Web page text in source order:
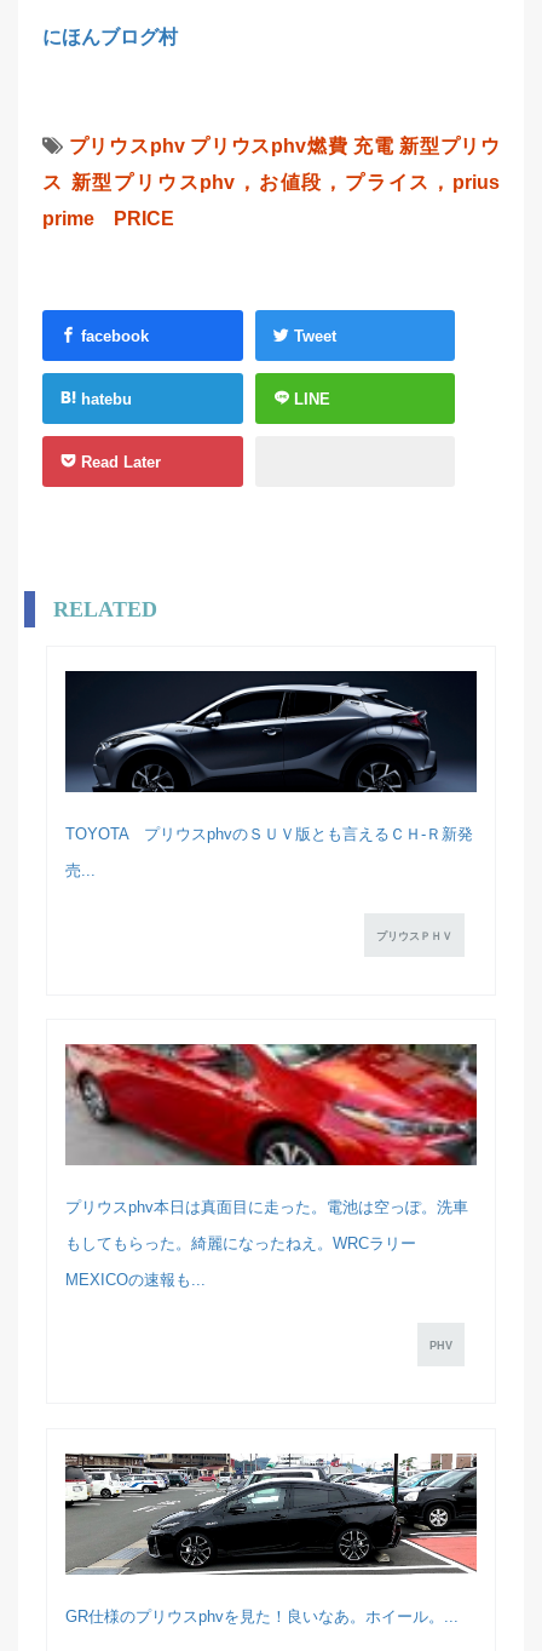
にほんブログ村
プリウスphv プリウスphv燃費 充電 新型プリウ
ス 新型プリウスphv，お値段，プライス，prius
prime PRICE
facebook Tweet
hatebu LINE
Read Later
RELATED
TOYOTA プリウスphvのＳＵＶ版とも言えるＣＨ-Ｒ新発
売...
プリウスＰＨＶ
プリウスphv本日は真面目に走った。電池は空っぽ。洗車
もしてもらった。綺麗になったねえ。WRCラリー
MEXICOの速報も...
PHV
GR仕様のプリウスphvを見た！良いなあ。ホイール。...